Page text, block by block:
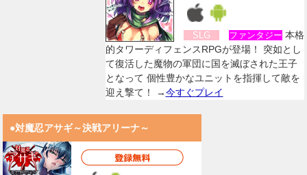
SLG ファンタジー 本格
的タワーディフェンスRPGが登場！ 突如とし
て復活した魔物の軍団に国を滅ぼされた王子
となって 個性豊かなユニットを指揮して敵を
迎え撃て！ →今すぐプレイ
●対魔忍アサギ～決戦アリーナ～